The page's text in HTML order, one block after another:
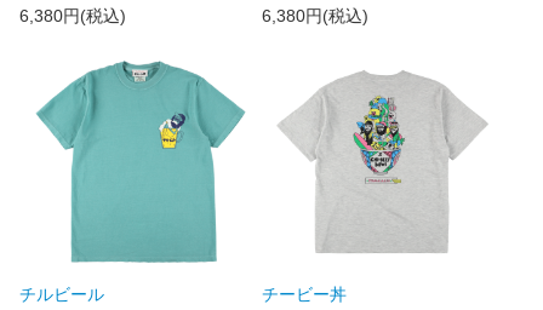
6,380円(税込)
6,380円(税込)
チルビール
チービー丼